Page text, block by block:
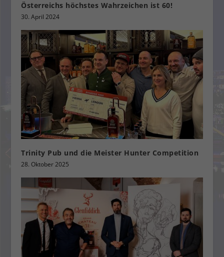
Österreichs höchstes Wahrzeichen ist 60!
30. April 2024
Trinity Pub und die Meister Hunter Competition
28. Oktober 2025